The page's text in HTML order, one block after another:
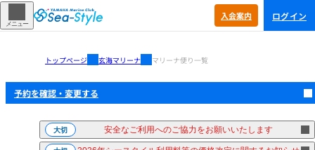
メニュー
入会案内 ログイン
トップページ 玄海マリーナ マリーナ便り一覧
予約を確認・ 変更する
大切 安全なご利用へのご協力をお願いいたします